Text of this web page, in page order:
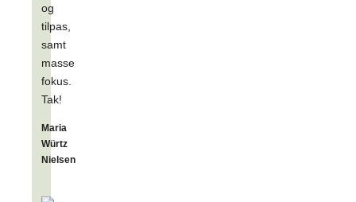
og
tilpas,
samt
masse
fokus.
Tak!
Maria
Würtz
Nielsen